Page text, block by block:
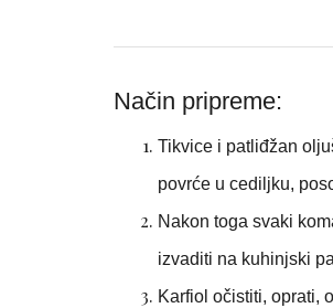
Način pripreme:
Tikvice i patliđžan
povrće u cediljku,
Nakon toga svaki
izvaditi na kuhinjski
Karfiol očistiti, oprati,